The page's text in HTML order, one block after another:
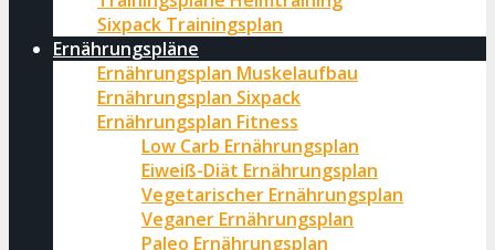
Sixpack Trainingsplan
Ernährungspläne
Ernährungsplan Muskelaufbau
Ernährungsplan Sixpack
Ernährungsplan Fitness
Low Carb Ernährungsplan
Eiweiß-Diät Ernährungsplan
Vegetarischer Ernährungsplan
Veganer Ernährungsplan
Paleo Ernährungsplan